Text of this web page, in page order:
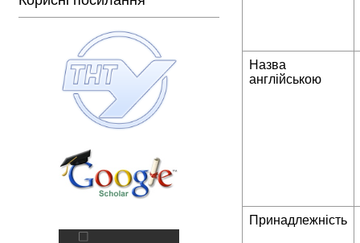
Назва
англійською
Принадлежність